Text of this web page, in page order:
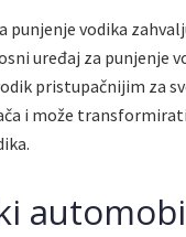
punjenje vodika
uređaj za punjenje
pristupačnijim za
i može